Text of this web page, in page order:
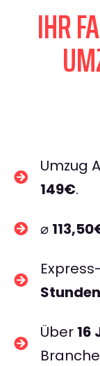
IHR
Umzug
149€.
⌀
Stunden
Über 16